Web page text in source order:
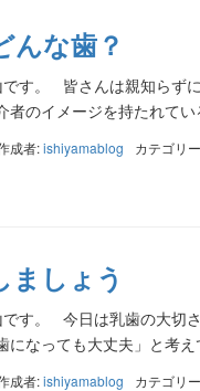
んな歯？
です。 皆さんは親知らず
者のイメージを持たれて
成者:ishiyamablog カテゴリ
ましょう
です。 今日は乳歯の大切
になっても大丈夫」と考
成者:ishiyamablog カテゴリ